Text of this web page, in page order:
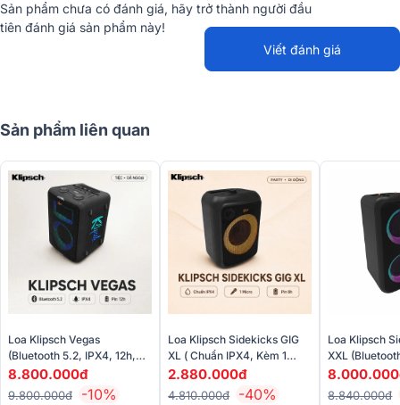
Đánh giá chất lượng của Loa Klipsch Miami
Âm thanh tuyệt vời
Được phát triển dựa trên công nghệ loa nén tải kèn do Paul W.
Klipsch sáng tạo, Loa Klipsch Miami mang đến âm thanh mạnh mẽ,
rõ ràng và chi tiết, ngay cả trong những không gian lớn và đông
Sản phẩm chưa có đánh giá, hãy trở thành người đầu
tiên đánh giá sản phẩm này!
Viết đánh giá
Sản phẩm liên quan
Loa Klipsch Vegas
(Bluetooth 5.2, IPX4, 12h,
Kèm Micro)
8.800.000đ
9.800.000đ -10%
Loa Klipsch Sidekicks GIG
XL ( Chuẩn IPX4, Kèm 1
Micro)
2.880.000đ
4.810.000đ -40%
Loa Klipsch
XXL
Kèm 1 Micro)
8.840.000đ